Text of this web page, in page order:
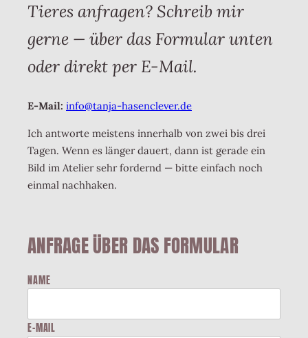
Tieres anfragen? Schreib mir
gerne — über das Formular unten
oder direkt per E-Mail.
E-Mail: info@tanja-hasenclever.de
Ich antworte meistens innerhalb von zwei bis drei
Tagen. Wenn es länger dauert, dann ist gerade ein
Bild im Atelier sehr fordernd — bitte einfach noch
einmal nachhaken.
ANFRAGE ÜBER DAS FORMULAR
NAME
E-MAIL